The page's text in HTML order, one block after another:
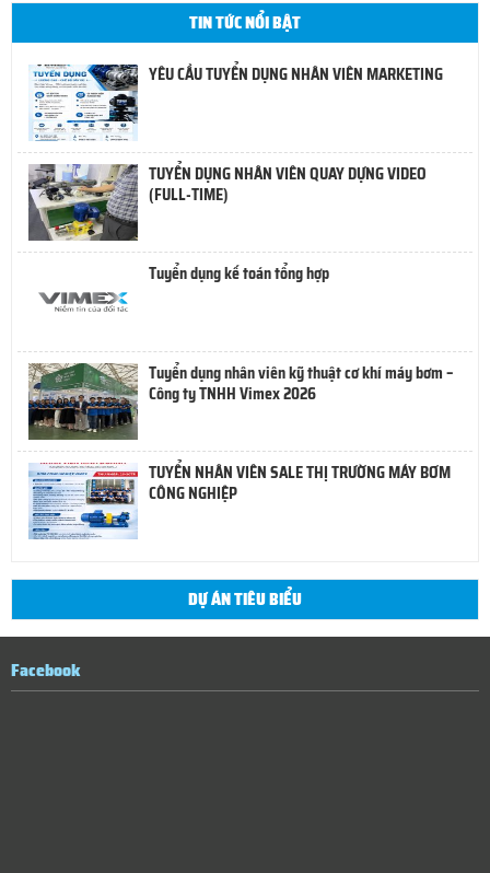
TIN TỨC NỔI BẬT
YÊU CẦU TUYỂN DỤNG NHÂN VIÊN MARKETING
TUYỂN DỤNG NHÂN VIÊN QUAY DỰNG VIDEO
(FULL-TIME)
Tuyển dụng kế toán tổng hợp
Tuyển dụng nhân viên kỹ thuật cơ khí máy bơm –
Công ty TNHH Vimex 2026
TUYỂN NHÂN VIÊN SALE THỊ TRƯỜNG MÁY BƠM
CÔNG NGHIỆP
DỰ ÁN TIÊU BIỂU
Facebook